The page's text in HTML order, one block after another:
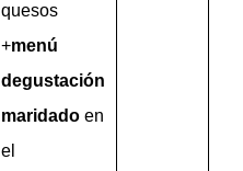
quesos
+menú
degustación
maridado en
el